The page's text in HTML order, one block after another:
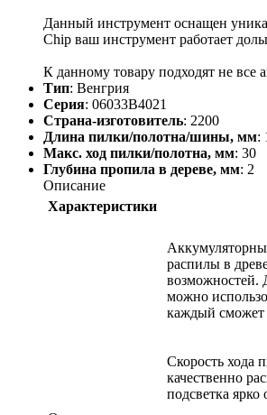
Данный инструмент оснащен
Chip ваш инструмент работает
К данному товару подходят не все
Тип: Венгрия
Серия: 06033B4021
Страна-изготовитель: 2200
Длина пилки/полотна/шины, мм:
Макс. ход пилки/полотна, мм: 30
Глубина пропила в дереве, мм: 2
Описание
Характеристики
распилы в
возможностей.
можно
каждый сможет
Скорость хода
качественно
подсветка